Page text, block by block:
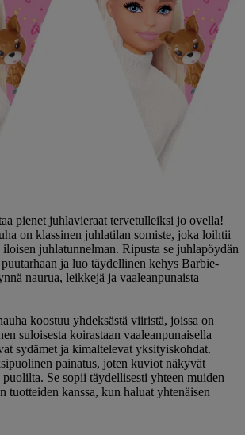
pienet juhlavieraat tervetulleiksi jo ovella!
on klassinen juhlatilan somiste, joka loihtii
iloisen juhlatunnelman. Ripusta se juhlapöydän
ja luo täydellinen kehys Barbie-
naurua, leikkejä ja vaaleanpunaista
koostuu yhdeksästä viiristä, joissa on
suloisesta koirastaan vaaleanpunaisella
sydämet ja kimaltelevat yksityiskohdat.
painatus, joten kuviot näkyvät
Se sopii täydellisesti yhteen muiden
tuotteiden kanssa, kun haluat yhtenäisen